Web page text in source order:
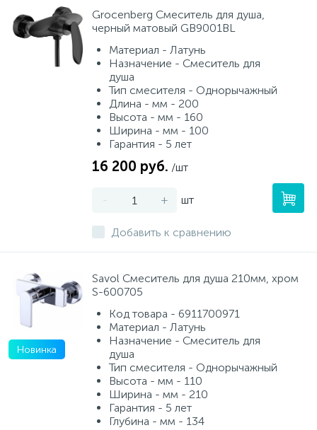
Grocenberg Смеситель для душа,
черный матовый GB9001BL
Материал - Латунь
Назначение - Смеситель для
душа
Тип смесителя - Однорычажный
Длина - мм - 200
Высота - мм - 160
Ширина - мм - 100
Гарантия - 5 лет
16 200 руб. /шт
- + шт
Добавить к сравнению
Новинка
Savol Смеситель для душа 210мм, хром
S-600705
Код товара - 6911700971
Материал - Латунь
Назначение - Смеситель для
душа
Тип смесителя - Однорычажный
Высота - мм - 110
Ширина - мм - 210
Гарантия - 5 лет
Глубина - мм - 134